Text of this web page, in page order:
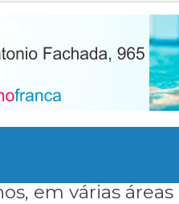
em várias áreas